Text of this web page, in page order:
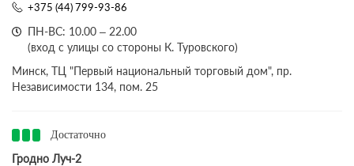
+375 (44) 799-93-86
ПН-ВС: 10.00 – 22.00
(вход с улицы со стороны К. Туровского)
Минск, ТЦ "Первый национальный торговый дом", пр.
Независимости 134, пом. 25
Достаточно
Гродно Луч-2